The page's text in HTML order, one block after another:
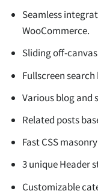
Seamless
WooCommerce.
Sliding off-
Fullscreen search
Various blog and
Related posts
Fast CSS
3 unique Header
Customizable